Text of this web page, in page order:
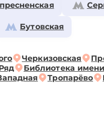
Бутовская
Черкизовская
Библиотека
Тропарёво